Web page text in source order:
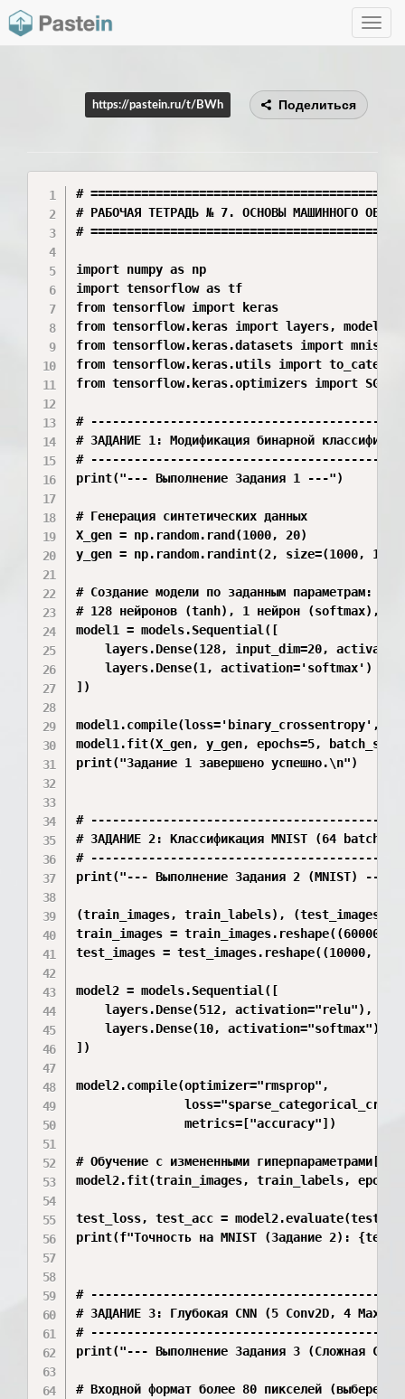
Toggle
https://pastein.ru/t/BWh Поделиться
#
# РАБОЧАЯ ТЕТРАДЬ № 7. ОСНОВЫ МАШИННОГО
#
import numpy as np
import tensorflow as tf
from tensorflow import keras
from tensorflow.keras import layers, models
from tensorflow.keras.datasets import mnist,
from tensorflow.keras.utils import
from tensorflow.keras.optimizers import SGD
#
# ЗАДАНИЕ 1: Модификация бинарной
#
print("--- Выполнение Задания 1 ---")
# Генерация синтетических данных
X_gen = np.random.rand(1000, 20)
y_gen = np.random.randint(2, size=(1000, 1))
# Создание модели по заданным параметрам:
# 128 нейронов (tanh), 1 нейрон (softmax),
model1 = models.Sequential([
layers.Dense(128, input_dim=20,
layers.Dense(1, activation='softmax') #
])
model1.compile(loss='binary_crossentropy',
model1.fit(X_gen, y_gen, epochs=5,
print("Задание 1 завершено успешно.\n")
#
# ЗАДАНИЕ 2: Классификация MNIST (64
#
print("--- Выполнение Задания 2 (MNIST) ---")
(train_images, train_labels), (test_images,
train_images =
test_images = test_images.reshape((10000,
model2 = models.Sequential([
    layers.Dense(512, activation="relu"),
    layers.Dense(10, activation="softmax")
])
model2.compile(optimizer="rmsprop",
               metrics=["accuracy"])
# Обучение с измененными
model2.fit(train_images, train_labels,
test_loss, test_acc =
print(f"Точность на MNIST (Задание 2):
#
# ЗАДАНИЕ 3: Глубокая CNN (5 Conv2D, 4
#
print("--- Выполнение Задания 3 (Сложная
# Входной формат более 80 пикселей